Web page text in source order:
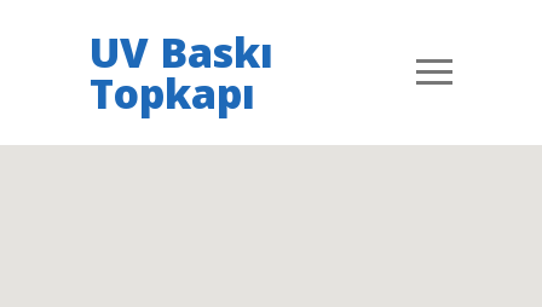
UV Baskı
Topkapı